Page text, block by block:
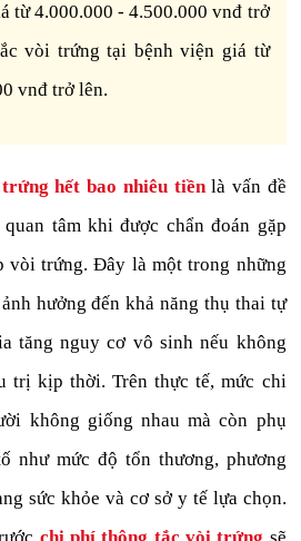
từ 4.000.000 - 4.500.000 vnđ trở
vòi trứng tại bệnh viện giá từ
vnđ trở lên.
hết bao nhiêu tiềnlà vấn đề
tâm khi được chẩn đoán gặp
vòi trứng. Đây là một trong những
hưởng đến khả năng thụ thai tự
tăng nguy cơ vô sinh nếu không
trị kịp thời. Trên thực tế, mức chi
không giống nhau mà còn phụ
như mức độ tổn thương, phương
sức khỏe và cơ sở y tế lựa chọn.